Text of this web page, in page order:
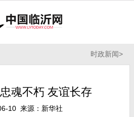
时政新闻>
魂不朽 友谊长存
10 来源：新华社